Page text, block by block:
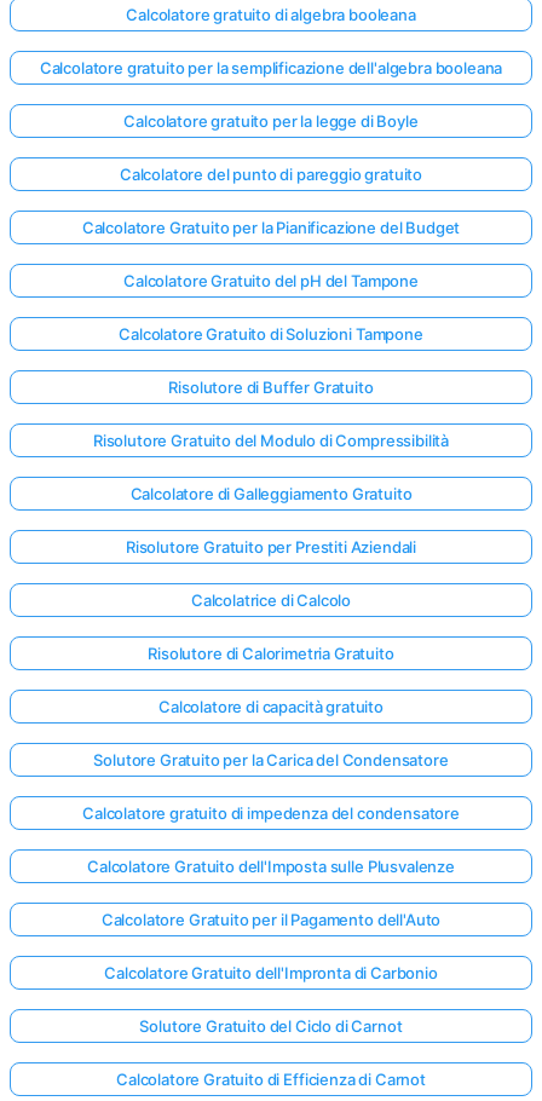
Calcolatore gratuito di algebra booleana
Calcolatore gratuito per la semplificazione dell'algebra booleana
Calcolatore gratuito per la legge di Boyle
Calcolatore del punto di pareggio gratuito
Calcolatore Gratuito per la Pianificazione del Budget
Calcolatore Gratuito del pH del Tampone
Calcolatore Gratuito di Soluzioni Tampone
Risolutore di Buffer Gratuito
Risolutore Gratuito del Modulo di Compressibilità
Calcolatore di Galleggiamento Gratuito
Risolutore Gratuito per Prestiti Aziendali
Calcolatrice di Calcolo
Risolutore di Calorimetria Gratuito
Calcolatore di capacità gratuito
Solutore Gratuito per la Carica del Condensatore
Calcolatore gratuito di impedenza del condensatore
Calcolatore Gratuito dell'Imposta sulle Plusvalenze
Calcolatore Gratuito per il Pagamento dell'Auto
Calcolatore Gratuito dell'Impronta di Carbonio
Solutore Gratuito del Ciclo di Carnot
Calcolatore Gratuito di Efficienza di Carnot